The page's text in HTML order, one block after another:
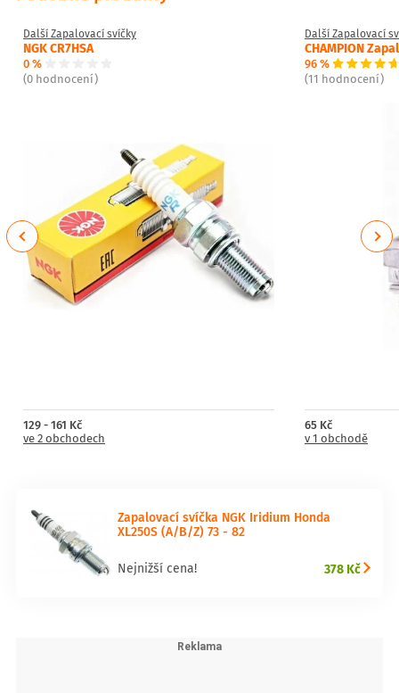
Další Zapalovací svíčky
NGK CR7HSA
0 %
(0 hodnocení)
129 - 161 Kč
ve 2 obchodech
Další Zapalovací
CHAMPION
96 %
(11 hodnocení)
65 Kč
v 1 obchodě
Previous Next
Zapalovací svíčka NGK Iridium Honda
XL250S (A/B/Z) 73 - 82
Nejnižší cena! 378 Kč